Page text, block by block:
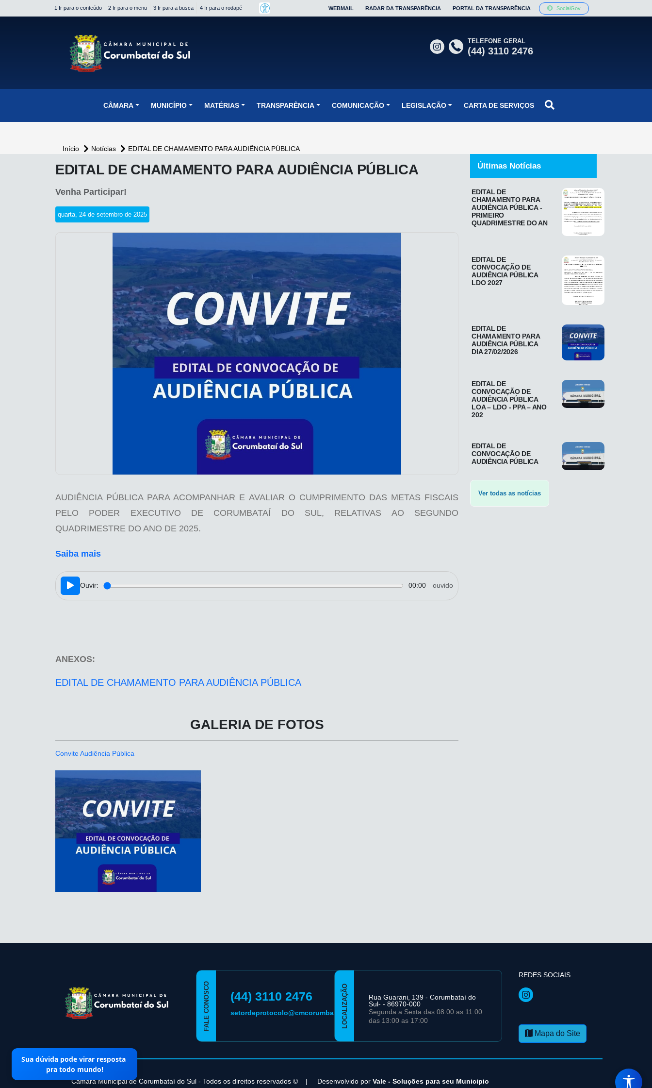
1 Ir para o conteúdo 2 Ir para o menu 3 Ir para a busca 4 Ir para o rodapé SocialGov
WEBMAIL RADAR DA TRANSPARÊNCIA PORTAL DA TRANSPARÊNCIA
TELEFONE GERAL
(44) 3110 2476
CÂMARA
MUNICÍPIO MATÉRIAS TRANSPARÊNCIA COMUNICAÇÃO LEGISLAÇÃO CARTA DE SERVIÇOS
Início Notícias
EDITAL DE CHAMAMENTO PARA AUDIÊNCIA PÚBLICA
EDITAL DE CHAMAMENTO PARA AUDIÊNCIA PÚBLICA
Venha Participar!
quarta, 24 de setembro de 2025
AUDIÊNCIA PÚBLICA PARA ACOMPANHAR E AVALIAR O CUMPRIMENTO DAS METAS FISCAIS
PELO PODER EXECUTIVO DE CORUMBATAÍ DO SUL, RELATIVAS AO SEGUNDO
QUADRIMESTRE DO ANO DE 2025.
Saiba mais
Ouvir: 00:00 ouvido
ANEXOS:
EDITAL DE CHAMAMENTO PARA AUDIÊNCIA PÚBLICA
GALERIA DE FOTOS
Convite Audiência Pública
Últimas Notícias
EDITAL DE
CHAMAMENTO PARA
AUDIÊNCIA PÚBLICA -
PRIMEIRO
QUADRIMESTRE DO AN
EDITAL DE
CONVOCAÇÃO DE
AUDIÊNCIA PÚBLICA
LDO 2027
EDITAL DE
CHAMAMENTO PARA
AUDIÊNCIA PÚBLICA
DIA 27/02/2026
EDITAL DE
CONVOCAÇÃO DE
AUDIÊNCIA PÚBLICA
LOA – LDO - PPA – ANO
202
EDITAL DE
CONVOCAÇÃO DE
AUDIÊNCIA PÚBLICA
Ver todas as notícias
FALE CONOSCO (44) 3110 2476
setordeprotocolo@cmcorumbatai.pr.gov.br
LOCALIZAÇÃO
Rua Guarani, 139 - Corumbataí­ do
Sul- - 86970-000
Segunda a Sexta das 08:00 as 11:00
das 13:00 as 17:00
REDES SOCIAIS
Mapa do Site
Câmara Municipal de Corumbataí­ do Sul - Todos os direitos reservados ©| Desenvolvido por Vale - Soluções para seu Municipio
Sua dúvida pode virar resposta
pra todo mundo!